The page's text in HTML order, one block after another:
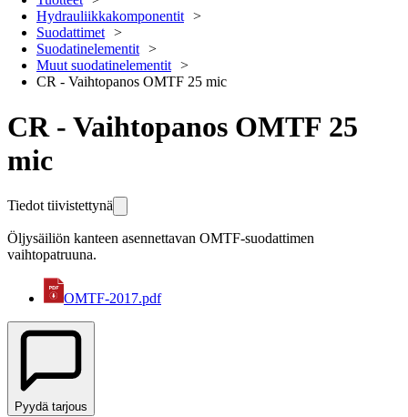
Hydrauliikkakomponentit
Suodattimet
Suodatinelementit
Muut suodatinelementit
CR - Vaihtopanos OMTF 25 mic
CR - Vaihtopanos OMTF 25
mic
Tiedot tiivistettynä
Öljysäiliön kanteen asennettavan OMTF-suodattimen
vaihtopatruuna.
OMTF-2017.pdf
Pyydä tarjous